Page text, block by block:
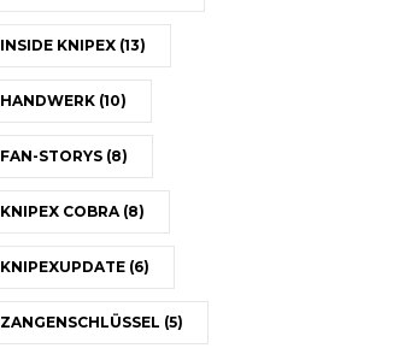
INSIDE KNIPEX (13)
HANDWERK (10)
FAN-STORYS (8)
KNIPEX COBRA (8)
KNIPEXUPDATE (6)
ZANGENSCHLÜSSEL (5)